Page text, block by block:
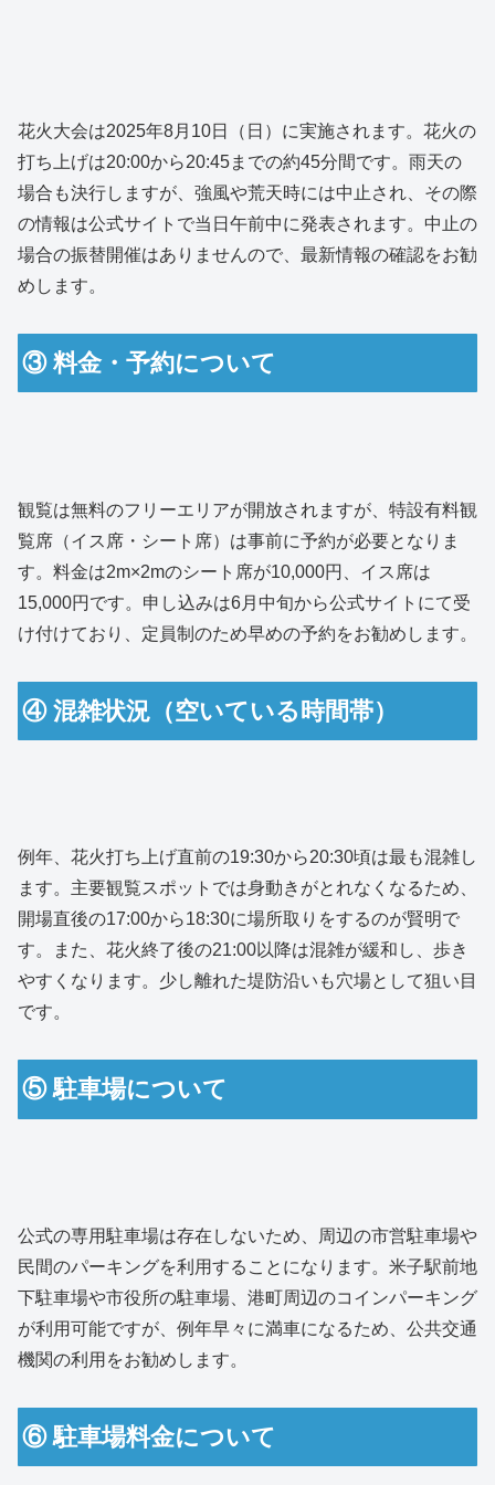
花火大会は2025年8月10日（日）に実施されます。花火の
打ち上げは20:00から20:45までの約45分間です。雨天の
場合も決行しますが、強風や荒天時には中止され、その際
の情報は公式サイトで当日午前中に発表されます。中止の
場合の振替開催はありませんので、最新情報の確認をお勧
めします。
③ 料金・予約について
観覧は無料のフリーエリアが開放されますが、特設有料観
覧席（イス席・シート席）は事前に予約が必要となりま
す。料金は2m×2mのシート席が10,000円、イス席は
15,000円です。申し込みは6月中旬から公式サイトにて受
け付けており、定員制のため早めの予約をお勧めします。
④ 混雑状況（空いている時間帯）
例年、花火打ち上げ直前の19:30から20:30頃は最も混雑し
ます。主要観覧スポットでは身動きがとれなくなるため、
開場直後の17:00から18:30に場所取りをするのが賢明で
す。また、花火終了後の21:00以降は混雑が緩和し、歩き
やすくなります。少し離れた堤防沿いも穴場として狙い目
です。
⑤ 駐車場について
公式の専用駐車場は存在しないため、周辺の市営駐車場や
民間のパーキングを利用することになります。米子駅前地
下駐車場や市役所の駐車場、港町周辺のコインパーキング
が利用可能ですが、例年早々に満車になるため、公共交通
機関の利用をお勧めします。
⑥ 駐車場料金について